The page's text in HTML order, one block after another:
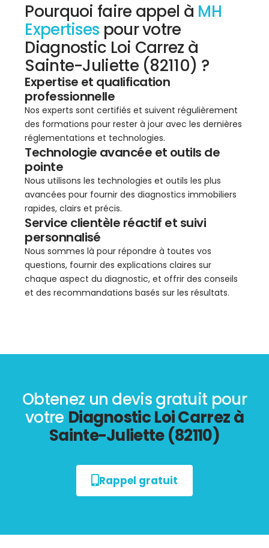
Pourquoi faire appel à MH
Expertises pour votre
Diagnostic Loi Carrez à
Sainte-Juliette (82110) ?
Expertise et qualification
professionnelle
Nos experts sont certifiés et suivent régulièrement
des formations pour rester à jour avec les dernières
réglementations et technologies.
Technologie avancée et outils de
pointe
Nous utilisons les technologies et outils les plus
avancées pour fournir des diagnostics immobiliers
rapides, clairs et précis.
Service clientèle réactif et suivi
personnalisé
Nous sommes là pour répondre à toutes vos
questions, fournir des explications claires sur
chaque aspect du diagnostic, et offrir des conseils
et des recommandations basés sur les résultats.
Obtenez un devis gratuit pour
votre Diagnostic Loi Carrez à
Sainte-Juliette (82110)
Rappel gratuit